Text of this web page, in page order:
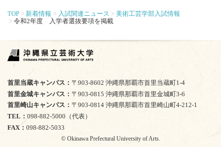
TOP 新着情報 入試関連ニュース
美術工芸学部入試情報
令和2年度 入学者選抜要項を掲載
TEL
098-882-5000（代表）
FAX
098-882-5033
© Okinawa Prefectural University of Arts.
首里当蔵キャンパス
〒903-8602 沖縄県那覇市首里当蔵町1-4
首里金城キャンパス
〒903-0815 沖縄県那覇市首里金城町3-6
首里崎山キャンパス
〒903-0814 沖縄県那覇市首里崎山町4-212-1